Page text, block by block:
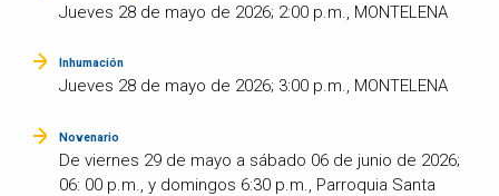
Jueves 28 de mayo de 2026; 2:00 p.m., MONTELENA
Inhumación
Jueves 28 de mayo de 2026; 3:00 p.m., MONTELENA
Novenario
De viernes 29 de mayo a sábado 06 de junio de 2026;
06: 00 p.m., y domingos 6:30 p.m., Parroquia Santa